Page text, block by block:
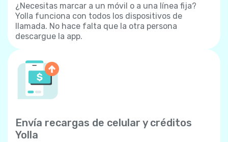
¿Necesitas marcar a un móvil o a una línea fija?
Yolla funciona con todos los dispositivos de
llamada. No hace falta que la otra persona
descargue la app.
Envía recargas de celular y créditos
Yolla